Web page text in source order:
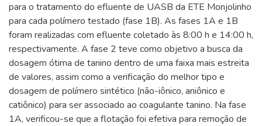
para o tratamento do efluente de UASB da ETE Monjolinho
para cada polímero testado (fase 1B). As fases 1A e 1B
foram realizadas com efluente coletado às 8:00 h e 14:00 h,
respectivamente. A fase 2 teve como objetivo a busca da
dosagem ótima de tanino dentro de uma faixa mais estreita
de valores, assim como a verificação do melhor tipo e
dosagem de polímero sintético (não-iônico, aniônico e
catiônico) para ser associado ao coagulante tanino. Na fase
1A, verificou-se que a flotação foi efetiva para remoção de